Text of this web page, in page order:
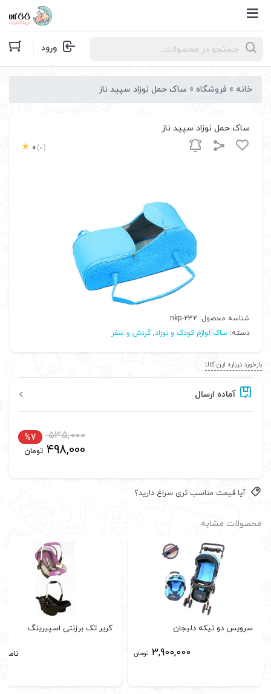
Products
search ورود
خانه » فروشگاه » ساک حمل نوزاد سپید ناز
ساک حمل نوزاد سپید ناز
0 (0)
شناسه محصول: nkp-232
دسته: ساک لوازم کودک و نوزاد,گردش و سفر
بازخورد درباره این کالا
آماده ارسال
535,000
498,000 تومان
%7
آیا قیمت مناسب تری سراغ دارید؟
محصولات مشابه
سرویس دو تیکه دلیجان
3,900,000 تومان
کریر تک برزنتی اسپیرینگ